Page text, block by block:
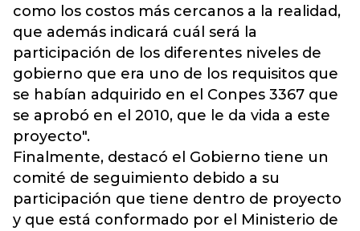
como los costos más cercanos a la realidad,
que además indicará cuál será la
participación de los diferentes niveles de
gobierno que era uno de los requisitos que
se habían adquirido en el Conpes 3367 que
se aprobó en el 2010, que le da vida a este
proyecto".
Finalmente, destacó el Gobierno tiene un
comité de seguimiento debido a su
participación que tiene dentro de proyecto
y que está conformado por el Ministerio de